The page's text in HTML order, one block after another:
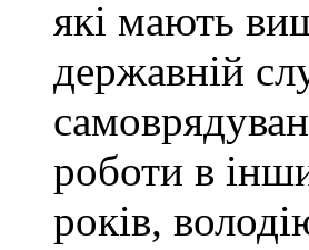
які мають
державній
роботи в
років,